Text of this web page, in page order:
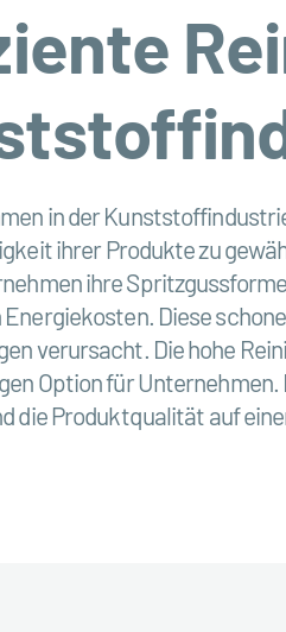
in der
ihrer Produkte zu
ihre
Diese
verursacht. Die hohe
Option für
die Produktqualität auf